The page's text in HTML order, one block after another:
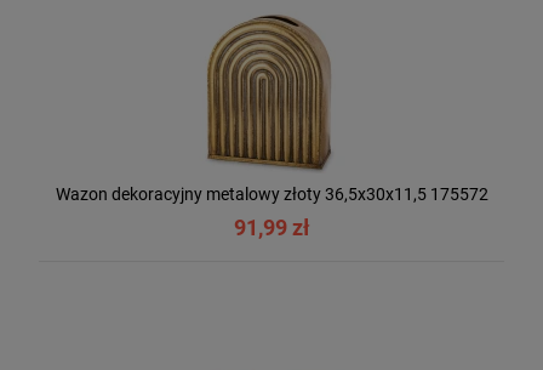
Wazon dekoracyjny metalowy złoty 36,5x30x11,5 175572
91,99 zł